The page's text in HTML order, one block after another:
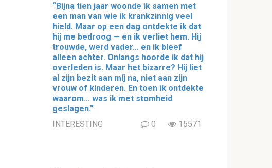
“Bijna tien jaar woonde ik samen met
een man van wie ik krankzinnig veel
hield. Maar op een dag ontdekte ik dat
hij me bedroog — en ik verliet hem. Hij
trouwde, werd vader… en ik bleef
alleen achter. Onlangs hoorde ik dat hij
overleden is. Maar het bizarre? Hij liet
al zijn bezit aan míj na, niet aan zijn
vrouw of kinderen. En toen ik ontdekte
waarom… was ik met stomheid
geslagen.”
INTERESTING
0 15571